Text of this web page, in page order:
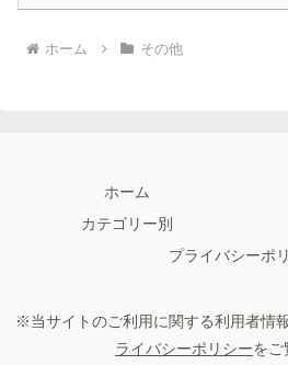
ホーム その他
ホーム
カテゴリー別
プライバシーポ
※当サイトのご利用に関する利用者情
ライバシーポリシーをご